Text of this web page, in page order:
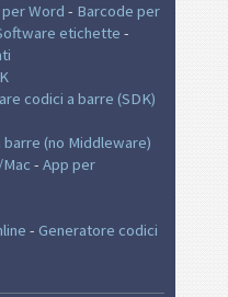
Word - Barcode per
etichette -
codici a barre (SDK)
(no Middleware)
- App per
- Generatore codici